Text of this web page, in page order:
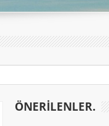
ÖNERILENLER.